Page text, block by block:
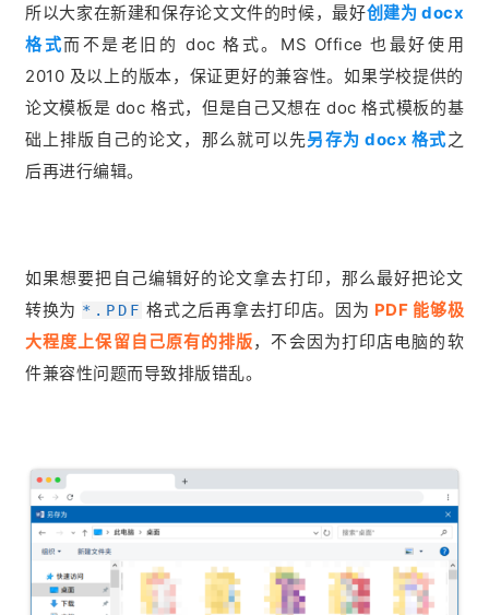
所以大家在新建和保存论文文件的时候，最好创建为 docx
格式而不是老旧的 doc 格式。MS Office 也最好使用
2010 及以上的版本，保证更好的兼容性。如果学校提供的
论文模板是 doc 格式，但是自己又想在 doc 格式模板的基
础上排版自己的论文，那么就可以先另存为 docx 格式之
后再进行编辑。
如果想要把自己编辑好的论文拿去打印，那么最好把论文
转换为 *.PDF 格式之后再拿去打印店。因为 PDF 能够极
大程度上保留自己原有的排版，不会因为打印店电脑的软
件兼容性问题而导致排版错乱。